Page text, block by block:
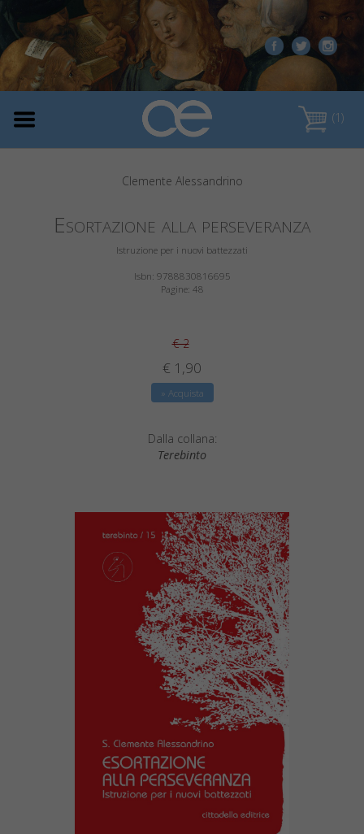
(1)
Clemente Alessandrino
Esortazione alla perseveranza
Istruzione per i nuovi battezzati
Isbn: 9788830816695
Pagine: 48
€ 2
€ 1,90
» Acquista
Dalla collana:
Terebinto